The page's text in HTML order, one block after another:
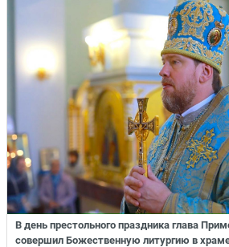
В день престольного праздника глава
совершил Божественную литургию в